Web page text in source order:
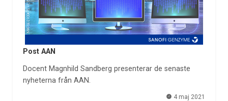
Post AAN
Docent Magnhild Sandberg presenterar de senaste
nyheterna från AAN.
4 maj 2021